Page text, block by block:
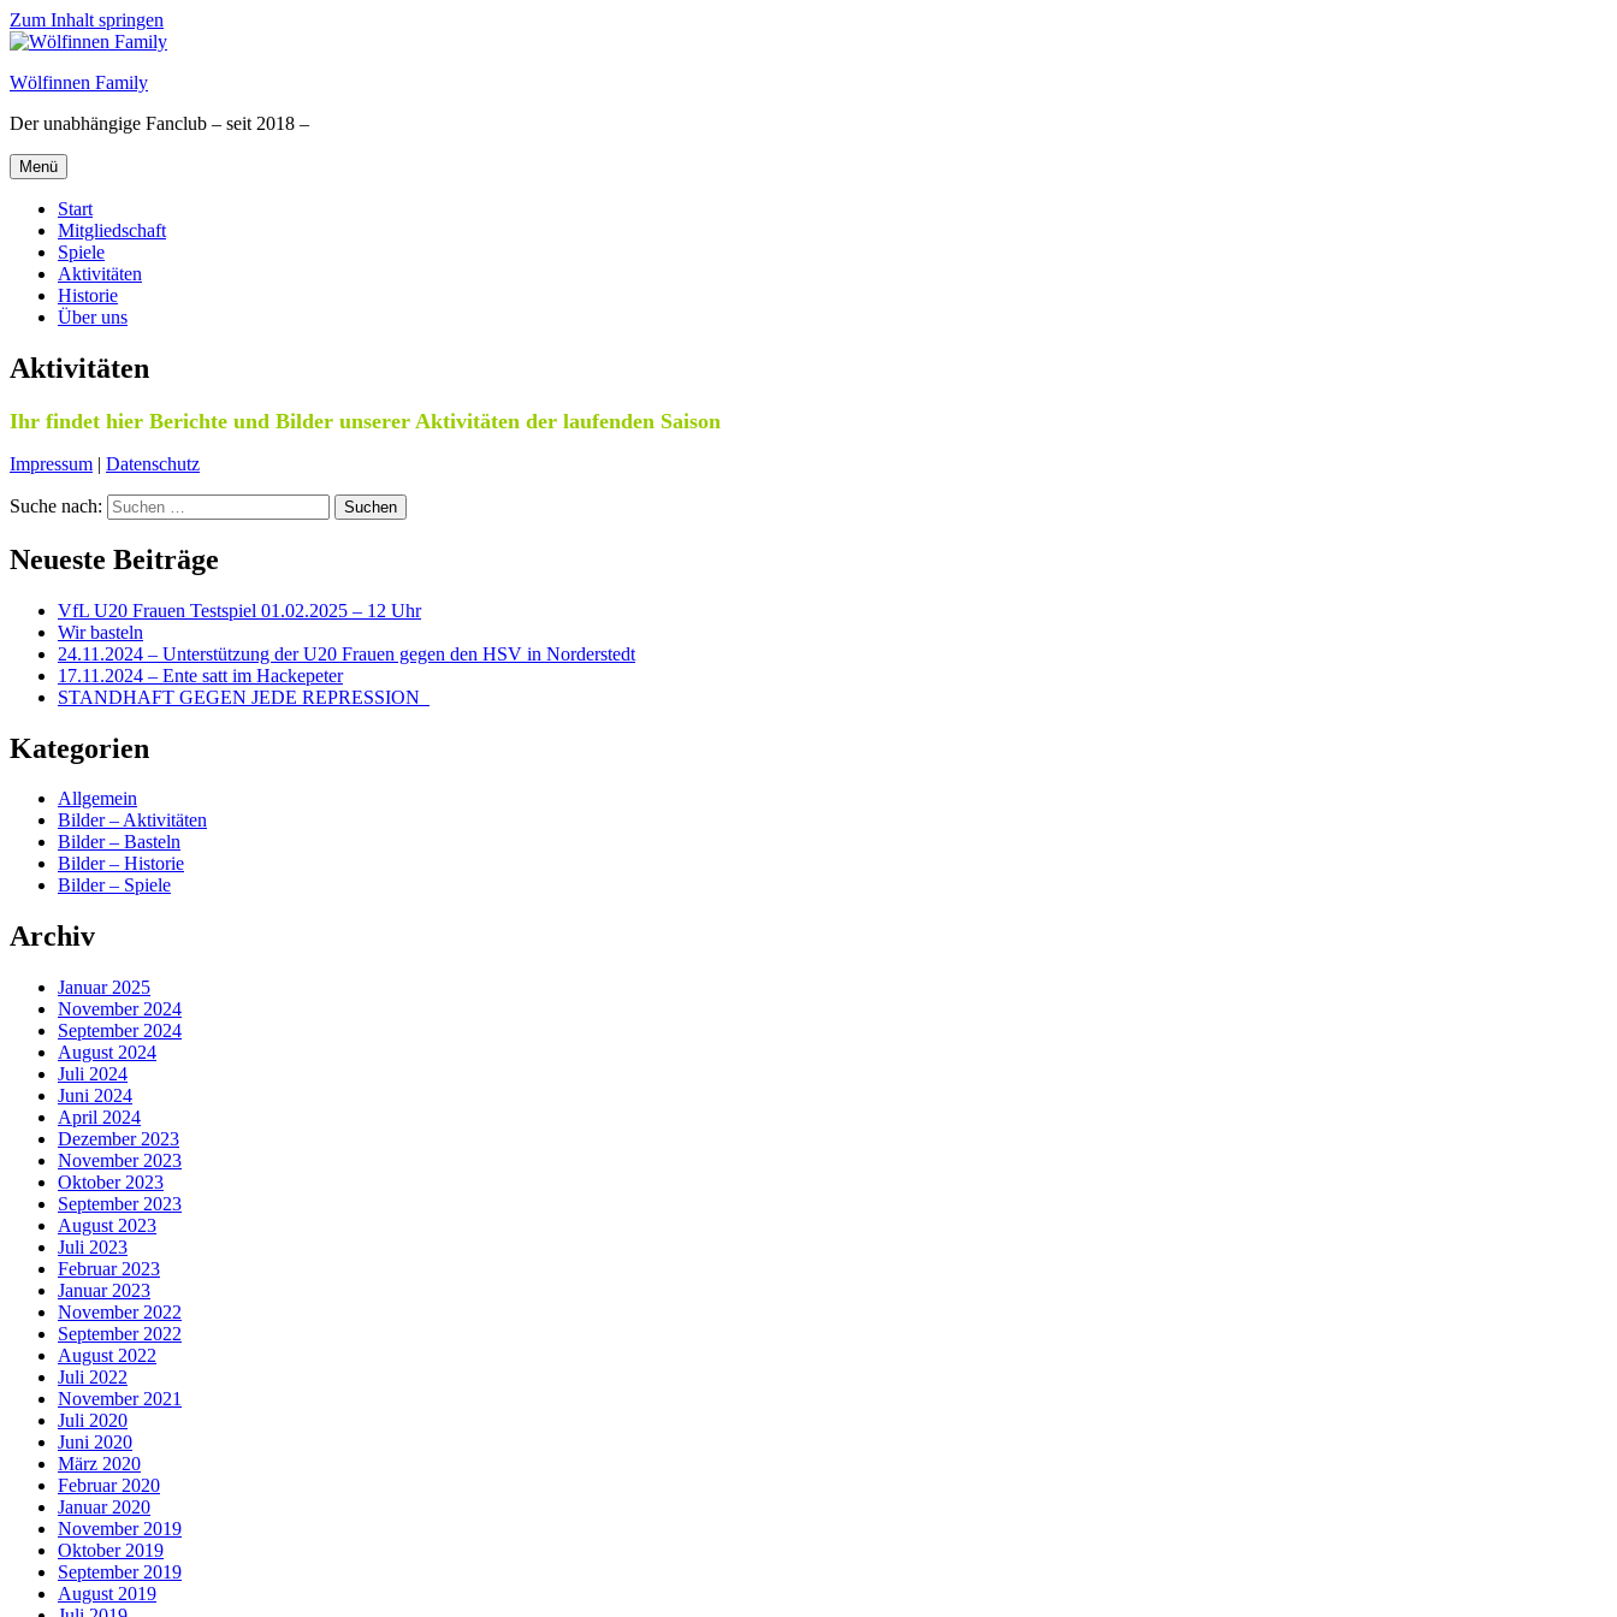
Zum Inhalt springen
Wölfinnen Family
Der unabhängige Fanclub – seit 2018 –
Menü
Start
Mitgliedschaft
Spiele
Aktivitäten
Historie
Über uns
Aktivitäten
Ihr findet hier Berichte und Bilder unserer Aktivitäten der laufenden Saison
Impressum | Datenschutz
Suche nach: Suchen
Neueste Beiträge
VfL U20 Frauen Testspiel 01.02.2025 – 12 Uhr
Wir basteln
24.11.2024 – Unterstützung der U20 Frauen gegen den HSV in Norderstedt
17.11.2024 – Ente satt im Hackepeter
STANDHAFT GEGEN JEDE REPRESSION
Kategorien
Allgemein
Bilder – Aktivitäten
Bilder – Basteln
Bilder – Historie
Bilder – Spiele
Archiv
Januar 2025
November 2024
September 2024
August 2024
Juli 2024
Juni 2024
April 2024
Dezember 2023
November 2023
Oktober 2023
September 2023
August 2023
Juli 2023
Februar 2023
Januar 2023
November 2022
September 2022
August 2022
Juli 2022
November 2021
Juli 2020
Juni 2020
März 2020
Februar 2020
Januar 2020
November 2019
Oktober 2019
September 2019
August 2019